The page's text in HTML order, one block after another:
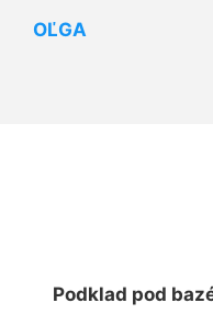
OĽGA
Podklad pod